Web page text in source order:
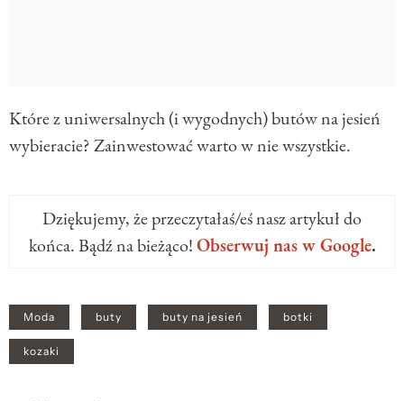
Które z uniwersalnych (i wygodnych) butów na jesień
wybieracie? Zainwestować warto w nie wszystkie.
Dziękujemy, że przeczytałaś/eś nasz artykuł do
końca. Bądź na bieżąco!Obserwuj nas w Google.
Moda buty buty na jesień botki
kozaki